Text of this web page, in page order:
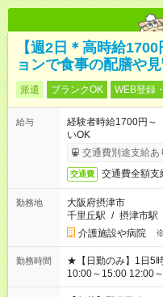
【週2日＊高時給
ョンで食事の配膳や
派遣 ブランクOK WEB登録
給与
経験者時給1700円
いOK
交通費別途支給あ
交通費 交通費全額支
勤務地
大阪府摂津市
千里丘駅 / 摂津市駅
介護施設や病院 ※
勤務時間
★【日勤のみ】1日5時間～OK！ ≪シフ
10:00～15:00 12:00